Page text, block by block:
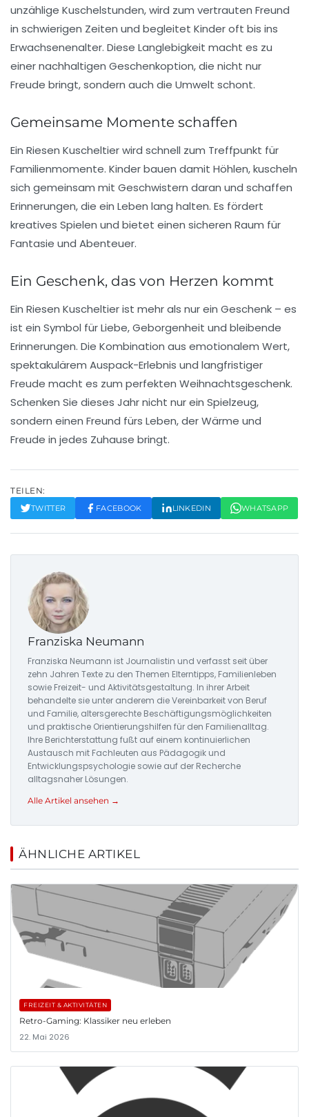
unzählige Kuschelstunden, wird zum vertrauten Freund
in schwierigen Zeiten und begleitet Kinder oft bis ins
Erwachsenenalter. Diese Langlebigkeit macht es zu
einer nachhaltigen Geschenkoption, die nicht nur
Freude bringt, sondern auch die Umwelt schont.
Gemeinsame Momente schaffen
Ein Riesen Kuscheltier wird schnell zum Treffpunkt für
Familienmomente. Kinder bauen damit Höhlen, kuscheln
sich gemeinsam mit Geschwistern daran und schaffen
Erinnerungen, die ein Leben lang halten. Es fördert
kreatives Spielen und bietet einen sicheren Raum für
Fantasie und Abenteuer.
Ein Geschenk, das von Herzen kommt
Ein Riesen Kuscheltier ist mehr als nur ein Geschenk – es
ist ein Symbol für Liebe, Geborgenheit und bleibende
Erinnerungen. Die Kombination aus emotionalem Wert,
spektakulärem Auspack-Erlebnis und langfristiger
Freude macht es zum perfekten Weihnachtsgeschenk.
Schenken Sie dieses Jahr nicht nur ein Spielzeug,
sondern einen Freund fürs Leben, der Wärme und
Freude in jedes Zuhause bringt.
TEILEN:
TWITTER FACEBOOK LINKEDIN WHATSAPP
Franziska Neumann
Franziska Neumann ist Journalistin und verfasst seit über
zehn Jahren Texte zu den Themen Elterntipps, Familienleben
sowie Freizeit- und Aktivitätsgestaltung. In ihrer Arbeit
behandelte sie unter anderem die Vereinbarkeit von Beruf
und Familie, altersgerechte Beschäftigungsmöglichkeiten
und praktische Orientierungshilfen für den Familienalltag.
Ihre Berichterstattung fußt auf einem kontinuierlichen
Austausch mit Fachleuten aus Pädagogik und
Entwicklungspsychologie sowie auf der Recherche
alltagsnaher Lösungen.
Alle Artikel ansehen →
ÄHNLICHE ARTIKEL
FREIZEIT & AKTIVITÄTEN
Retro-Gaming: Klassiker neu erleben
22. Mai 2026